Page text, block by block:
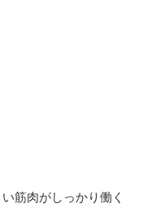
筋肉がしっかり働く